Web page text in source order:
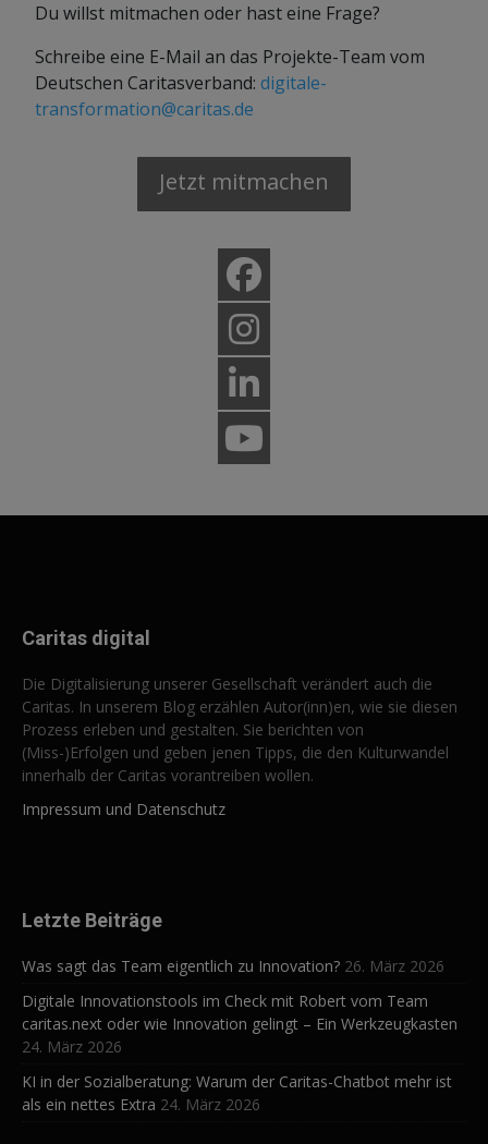
Du willst mitmachen oder hast eine Frage?
Schreibe eine E-Mail an das Projekte-Team vom
Deutschen Caritasverband: digitale-
transformation@caritas.de
Jetzt mitmachen
Caritas digital
Die Digitalisierung unserer Gesellschaft verändert auch die
Caritas. In unserem Blog erzählen Autor(inn)en, wie sie diesen
Prozess erleben und gestalten. Sie berichten von
(Miss-)Erfolgen und geben jenen Tipps, die den Kulturwandel
innerhalb der Caritas vorantreiben wollen.
Impressum und Datenschutz
Letzte Beiträge
Was sagt das Team eigentlich zu Innovation? 26. März 2026
Digitale Innovationstools im Check mit Robert vom Team
caritas.next oder wie Innovation gelingt – Ein Werkzeugkasten
24. März 2026
KI in der Sozialberatung: Warum der Caritas-Chatbot mehr ist
als ein nettes Extra 24. März 2026